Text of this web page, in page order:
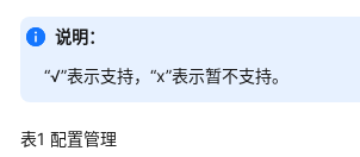
产
品
说明：
“√”表示支持，“x”表示暂不支持。
表1 配置管理